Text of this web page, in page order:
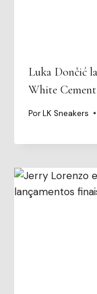
Luka Dončić
White Cement
PorLK Sneakers